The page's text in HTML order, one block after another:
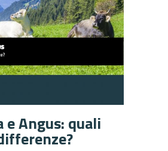
e Angus: quali